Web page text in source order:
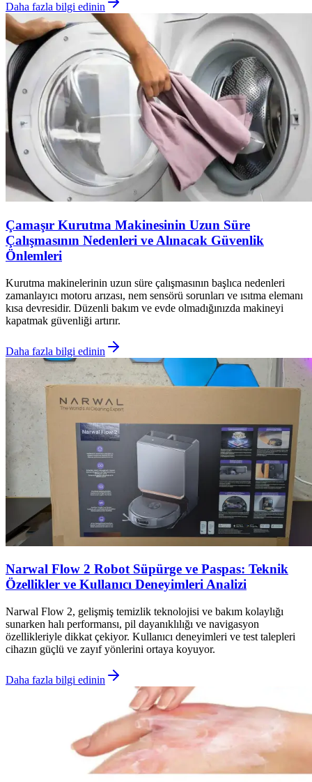
Daha fazla bilgi edinin
Çamaşır Kurutma Makinesinin Uzun Süre
Çalışmasının Nedenleri ve Alınacak Güvenlik
Önlemleri
Kurutma makinelerinin uzun süre çalışmasının başlıca nedenleri
zamanlayıcı motoru arızası, nem sensörü sorunları ve ısıtma elemanı
kısa devresidir. Düzenli bakım ve evde olmadığınızda makineyi
kapatmak güvenliği artırır.
Daha fazla bilgi edinin
Narwal Flow 2 Robot Süpürge ve Paspas: Teknik
Özellikler ve Kullanıcı Deneyimleri Analizi
Narwal Flow 2, gelişmiş temizlik teknolojisi ve bakım kolaylığı
sunarken halı performansı, pil dayanıklılığı ve navigasyon
özellikleriyle dikkat çekiyor. Kullanıcı deneyimleri ve test talepleri
cihazın güçlü ve zayıf yönlerini ortaya koyuyor.
Daha fazla bilgi edinin